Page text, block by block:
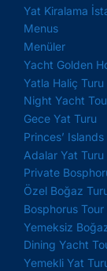
Yat Kiralama
Menus
Menüler
Yacht Golden
Yatla Haliç Turu
Night Yacht
Gece Yat Turu
Princes’
Adalar Yat Turu
Private
Özel Boğaz
Bosphorus Tour
Yemeksiz
Dining Yacht
Yemekli Yat